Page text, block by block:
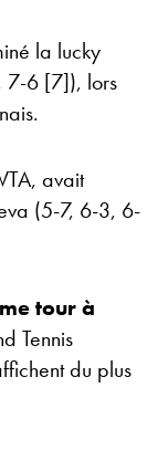
la lucky
7-6 [7]), lors
avait
(5-7, 6-3, 6-
tour à
Tennis
du plus